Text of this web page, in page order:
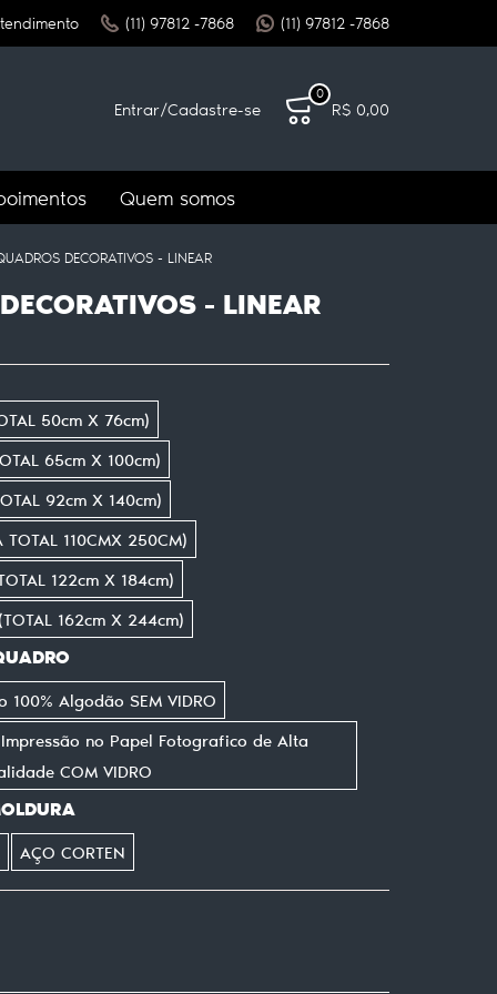
(11) 97812 -7868 (11) 97812 -7868
Entrar/Cadastre-se
0
R$ 0,00
Quem somos
DECORATIVOS - LINEAR
- LINEAR
50cm X 76cm)
65cm X 100cm)
92cm X 140cm)
TOTAL 110CMX 250CM)
122cm X 184cm)
162cm X 244cm)
Algodão SEM VIDRO
Impressão no Papel Fotografico de Alta
COM VIDRO
AÇO CORTEN